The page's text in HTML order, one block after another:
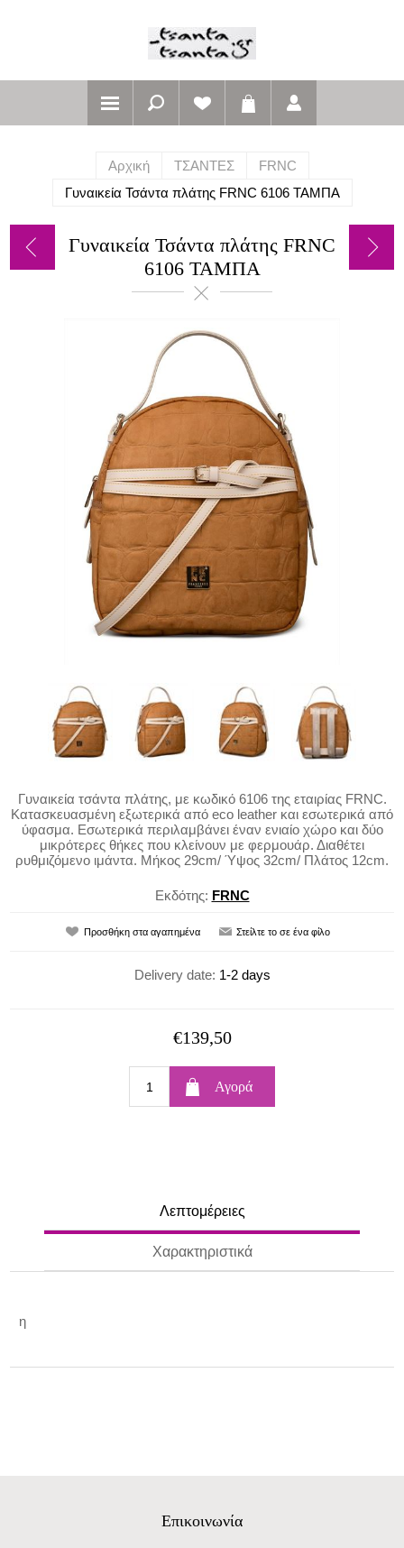
Αρχική ΤΣΑΝΤΕΣ
FRNC
Γυναικεία Τσάντα πλάτης FRNC 6106 ΤΑΜΠΑ
Γυναικεία Τσάντα πλάτης FRNC
6106 ΤΑΜΠΑ
Γυναικεία τσάντα πλάτης, με κωδικό 6106 της εταιρίας FRNC.
Κατασκευασμένη εξωτερικά από eco leather και εσωτερικά από
ύφασμα. Εσωτερικά περιλαμβάνει έναν ενιαίο χώρο και δύο
μικρότερες θήκες που κλείνουν με φερμουάρ. Διαθέτει
ρυθμιζόμενο ιμάντα. Μήκος 29cm/ Ύψος 32cm/ Πλάτος 12cm.
Εκδότης: FRNC
Delivery date: 1-2 days
€139,50
Λεπτομέρειες
Χαρακτηριστικά
η
Επικοινωνία